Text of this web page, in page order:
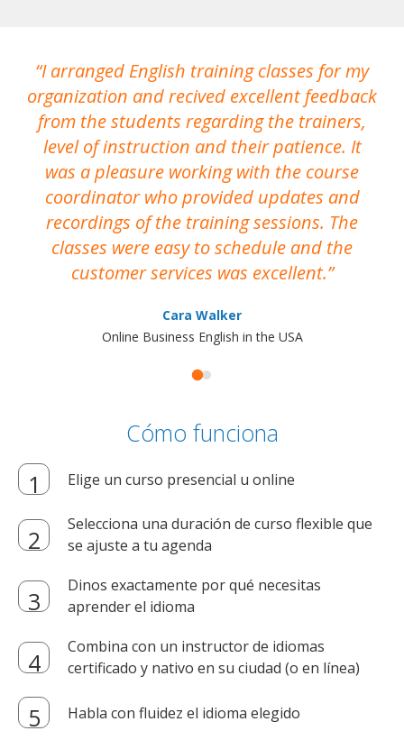
I arranged English training classes for my
organization and recived excellent feedback
from the students regarding the trainers,
level of instruction and their patience. It
was a pleasure working with the course
coordinator who provided updates and
recordings of the training sessions. The
classes were easy to schedule and the
customer services was excellent.
Cara Walker
Online Business English in the USA
Cómo funciona
Elige un curso presencial u online
Selecciona una duración de curso flexible que
se ajuste a tu agenda
Dinos exactamente por qué necesitas
aprender el idioma
Combina con un instructor de idiomas
certificado y nativo en su ciudad (o en línea)
Habla con fluidez el idioma elegido